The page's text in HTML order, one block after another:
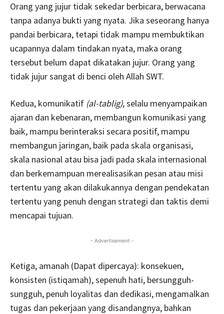
Orang yang jujur tidak sekedar berbicara, berwacana
tanpa adanya bukti yang nyata. Jika seseorang hanya
pandai berbicara, tetapi tidak mampu membuktikan
ucapannya dalam tindakan nyata, maka orang
tersebut belum dapat dikatakan jujur. Orang yang
tidak jujur sangat di benci oleh Allah SWT.
Kedua, komunikatif (al-tablig), selalu menyampaikan
ajaran dan kebenaran, membangun komunikasi yang
baik, mampu berinteraksi secara positif, mampu
membangun jaringan, baik pada skala organisasi,
skala nasional atau bisa jadi pada skala internasional
dan berkemampuan merealisasikan pesan atau misi
tertentu yang akan dilakukannya dengan pendekatan
tertentu yang penuh dengan strategi dan taktis demi
mencapai tujuan.
- Advertisement -
Ketiga, amanah (Dapat dipercaya): konsekuen,
konsisten (istiqamah), sepenuh hati, bersungguh-
sungguh, penuh loyalitas dan dedikasi, mengamalkan
tugas dan pekerjaan yang disandangnya, bahkan